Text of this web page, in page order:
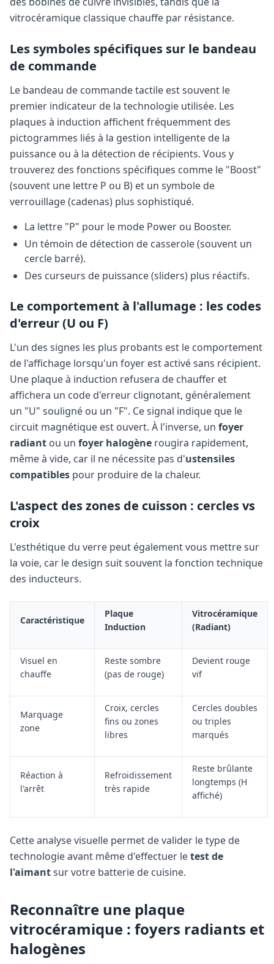
vitrocéramique classique chauffe par résistance.
Les symboles spécifiques sur le bandeau
de commande
Le bandeau de commande tactile est souvent le
premier indicateur de la technologie utilisée. Les
plaques à induction affichent fréquemment des
pictogrammes liés à la gestion intelligente de la
puissance ou à la détection de récipients. Vous y
trouverez des fonctions spécifiques comme le "Boost"
(souvent une lettre P ou B) et un symbole de
verrouillage (cadenas) plus sophistiqué.
La lettre "P" pour le mode Power ou Booster.
Un témoin de détection de casserole (souvent un
cercle barré).
Des curseurs de puissance (sliders) plus réactifs.
Le comportement à l'allumage : les codes
d'erreur (U ou F)
L'un des signes les plus probants est le comportement
de l'affichage lorsqu'un foyer est activé sans récipient.
Une plaque à induction refusera de chauffer et
affichera un code d'erreur clignotant, généralement
un "U" souligné ou un "F". Ce signal indique que le
circuit magnétique est ouvert. À l'inverse, un foyer
radiant ou un foyer halogène rougira rapidement,
même à vide, car il ne nécessite pas d'ustensiles
compatibles pour produire de la chaleur.
L'aspect des zones de cuisson : cercles vs
croix
L'esthétique du verre peut également vous mettre sur
la voie, car le design suit souvent la fonction technique
des inducteurs.
Caractéristique
Plaque
Induction
Vitrocéramique
(Radiant)
Visuel en
chauffe
Reste sombre
(pas de rouge)
Devient rouge
vif
Marquage
zone
Croix, cercles
fins ou zones
libres
Cercles doubles
ou triples
marqués
Réaction à
l'arrêt
Refroidissement
très rapide
Reste brûlante
longtemps (H
affiché)
Cette analyse visuelle permet de valider le type de
technologie avant même d'effectuer letest de
l'aimantsur votre batterie de cuisine.
Reconnaître une plaque
vitrocéramique : foyers radiants et
halogènes